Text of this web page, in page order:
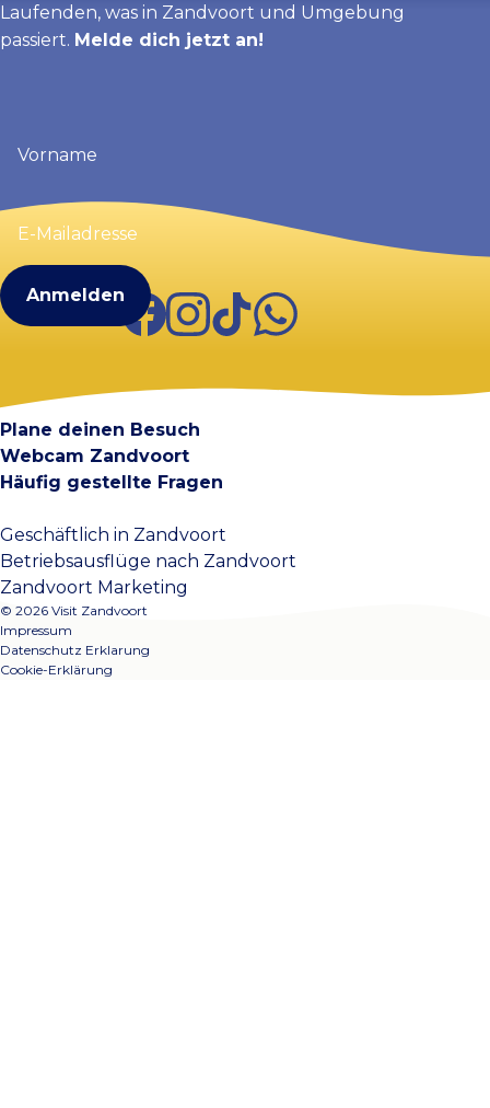
Laufenden, was in Zandvoort und Umgebung
passiert. Melde dich jetzt an!
(erforderlich)
E-
Mailadresse
FacebookInstagram
TikTokWhatsApp
Plane deinen Besuch
Webcam Zandvoort
Häufig gestellte Fragen
Geschäftlich in Zandvoort
Betriebsausflüge nach Zandvoort
Zandvoort Marketing
© 2026 Visit Zandvoort
Impressum
Datenschutz Erklarung
Cookie-Erklärung